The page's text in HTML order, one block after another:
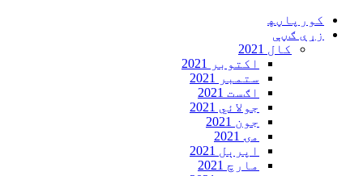
Skip
کورپاڼه‍
زړې ګڼې
کال 2021
اکتوبر 2021
ستمبر 2021
اګست 2021
جولائي 2021
جون 2021
مۍ 2021
اپرېل 2021
مارچ 2021